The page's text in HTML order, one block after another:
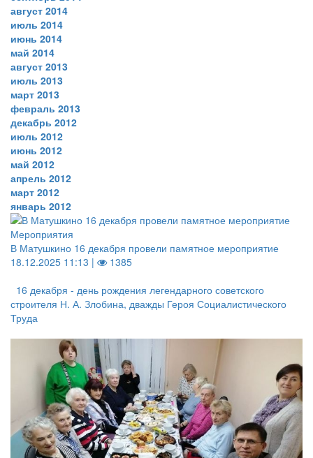
август 2014
июль 2014
июнь 2014
май 2014
август 2013
июль 2013
март 2013
февраль 2013
декабрь 2012
июль 2012
июнь 2012
май 2012
апрель 2012
март 2012
январь 2012
Мероприятия
В Матушкино 16 декабря провели памятное мероприятие
18.12.2025 11:13 |
1385
16 декабря - день рождения легендарного советского
строителя Н. А. Злобина, дважды Героя Социалистического
Труда